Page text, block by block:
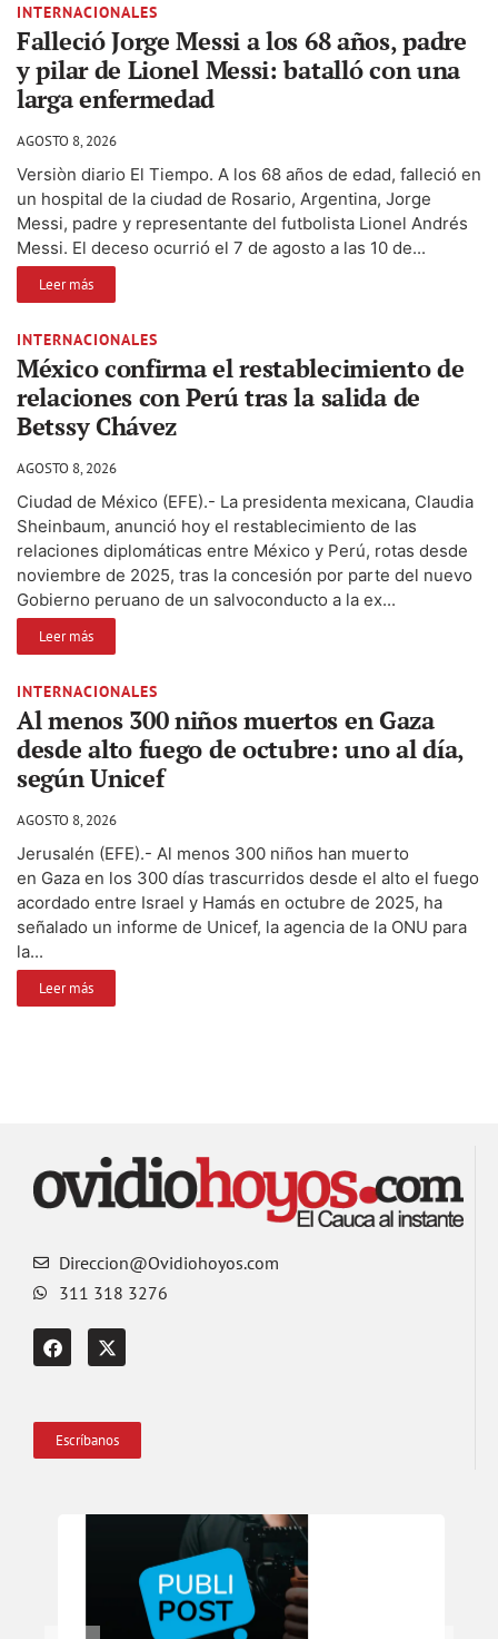
INTERNACIONALES
Falleció Jorge Messi a los 68 años, padre
y pilar de Lionel Messi: batalló con una
larga enfermedad
AGOSTO 8, 2026
Versiòn diario El Tiempo. A los 68 años de edad, falleció en
un hospital de la ciudad de Rosario, Argentina, Jorge
Messi, padre y representante del futbolista Lionel Andrés
Messi. El deceso ocurrió el 7 de agosto a las 10 de...
Leer más
INTERNACIONALES
México confirma el restablecimiento de
relaciones con Perú tras la salida de
Betssy Chávez
AGOSTO 8, 2026
Ciudad de México (EFE).- La presidenta mexicana, Claudia
Sheinbaum, anunció hoy el restablecimiento de las
relaciones diplomáticas entre México y Perú, rotas desde
noviembre de 2025, tras la concesión por parte del nuevo
Gobierno peruano de un salvoconducto a la ex...
Leer más
INTERNACIONALES
Al menos 300 niños muertos en Gaza
desde alto fuego de octubre: uno al día,
según Unicef
AGOSTO 8, 2026
Jerusalén (EFE).- Al menos 300 niños han muerto
en Gaza en los 300 días trascurridos desde el alto el fuego
acordado entre Israel y Hamás en octubre de 2025, ha
señalado un informe de Unicef, la agencia de la ONU para
la...
Leer más
Direccion@Ovidiohoyos.com
311 318 3276
Escríbanos